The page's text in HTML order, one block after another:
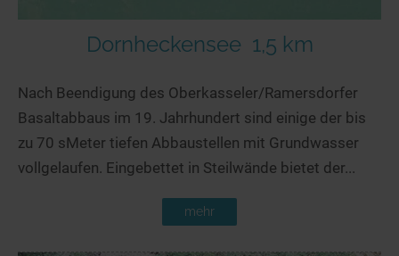
alle Länder…
Dornheckensee 1,5 km
Nach Beendigung des Oberkasseler/Ramersdorfer
Basaltabbaus im 19. Jahrhundert sind einige der bis
zu 70 sMeter tiefen Abbaustellen mit Grundwasser
vollgelaufen. Eingebettet in Steilwände bietet der...
mehr